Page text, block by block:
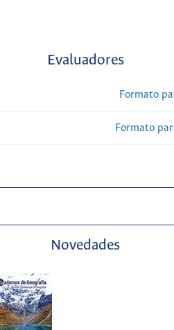
Evaluadores
Formato
Formato
Novedades